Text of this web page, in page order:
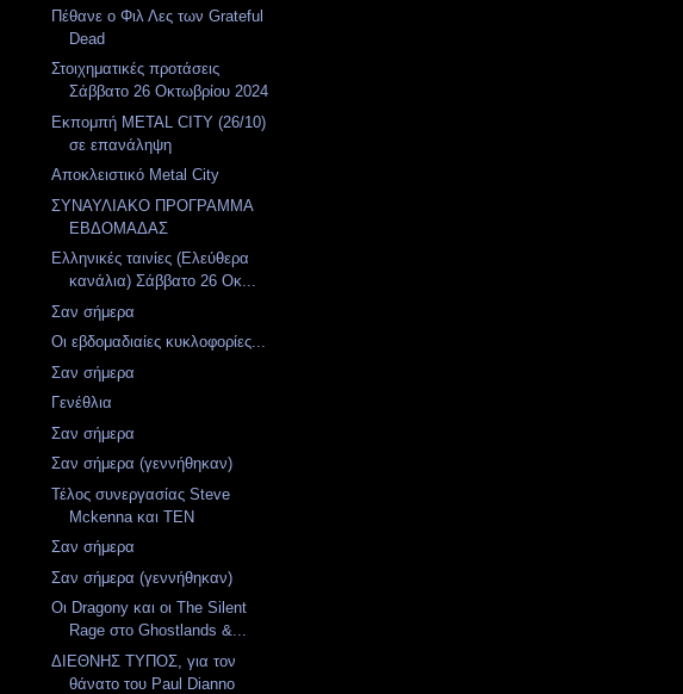
Πέθανε ο Φιλ Λες των Grateful
Dead
Στοιχηματικές προτάσεις
Σάββατο 26 Οκτωβρίου 2024
Εκπομπή METAL CITY (26/10)
σε επανάληψη
Αποκλειστικό Metal City
ΣΥΝΑΥΛΙΑΚΟ ΠΡΟΓΡΑΜΜΑ
ΕΒΔΟΜΑΔΑΣ
Ελληνικές ταινίες (Ελεύθερα
κανάλια) Σάββατο 26 Οκ...
Σαν σήμερα
Οι εβδομαδιαίες κυκλοφορίες...
Σαν σήμερα
Γενέθλια
Σαν σήμερα
Σαν σήμερα (γεννήθηκαν)
Τέλος συνεργασίας Steve
Mckenna και TEN
Σαν σήμερα
Σαν σήμερα (γεννήθηκαν)
Οι Dragony και οι The Silent
Rage στο Ghostlands &...
ΔΙΕΘΝΗΣ ΤΥΠΟΣ, για τον
θάνατο του Paul Dianno